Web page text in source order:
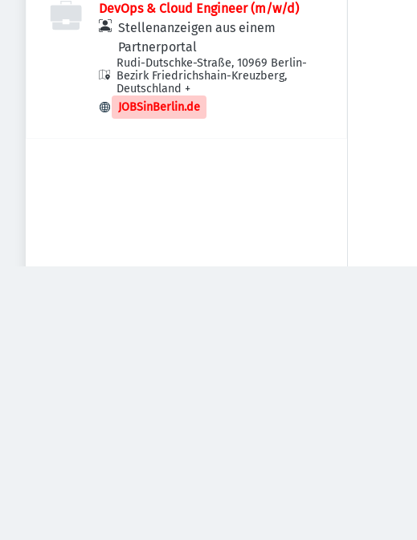
DevOps & Cloud Engineer (m/w/d)
Stellenanzeigen aus einem
Partnerportal
Rudi-Dutschke-Straße, 10969 Berlin-
Bezirk Friedrichshain-Kreuzberg,
Deutschland +
JOBSinBerlin.de